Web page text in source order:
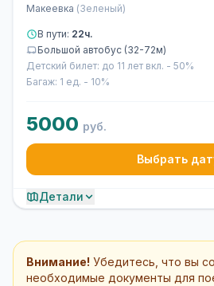
Макеевка (Зеленый)
В пути: 22ч.
Большой автобус (32-72м)
Детский билет: до 11 лет вкл. - 50%
Багаж: 1 ед. - 10%
5000 руб.
Выбрать
Детали
Внимание! Убедитесь, что вы
необходимые документы для